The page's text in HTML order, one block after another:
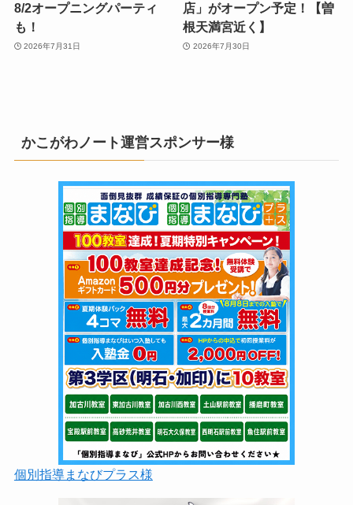
8/2オープニングパーティ
も！
2026年7月31日
店」がオープン予定！【曽
根天満宮近く】
2026年7月30日
かこがわノート運営スポンサー様
個別指導まなびプラス様